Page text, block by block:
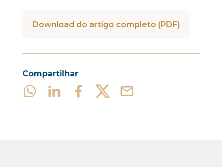
Download do artigo completo (PDF)
Compartilhar